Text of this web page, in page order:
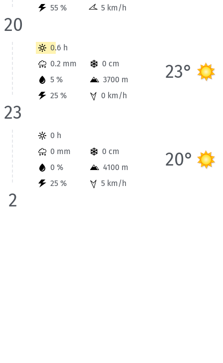
20
55 %
5 km/h
Wetterinformationen der Station Gap für Heute bis 23 Uhr.
23
0.6 h
0.2 mm
0 cm
25 %
5 %
3700 m
0 km/h
23°
Wetterinformationen der Station Gap für Heute bis 2 Uhr des
2
0 h
0 mm
0 cm
25 %
0 %
4100 m
5 km/h
20°